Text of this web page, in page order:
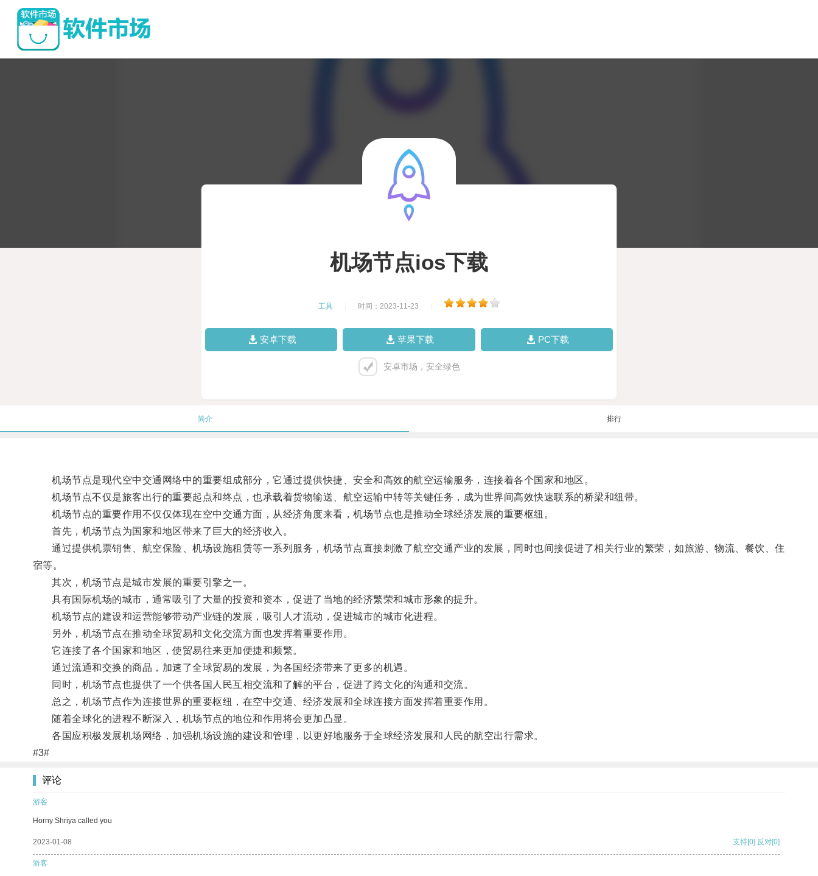
机场节点ios下载
工具 时间：2023-11-23
安卓下载 苹果下载 PC下载
安卓市场，安全绿色
简介 排行
机场节点是现代空中交通网络中的重要组成部分，它通过提供快捷、安全和高效的航空运输服务，连接着各个国家和地区。
机场节点不仅是旅客出行的重要起点和终点，也承载着货物输送、航空运输中转等关键任务，成为世界间高效快速联系的桥梁和纽带。
机场节点的重要作用不仅仅体现在空中交通方面，从经济角度来看，机场节点也是推动全球经济发展的重要枢纽。
首先，机场节点为国家和地区带来了巨大的经济收入。
通过提供机票销售、航空保险、机场设施租赁等一系列服务，机场节点直接刺激了航空交通产业的发展，同时也间接促进了相关行业的繁荣，如旅游、物流、餐饮、住
宿等。
其次，机场节点是城市发展的重要引擎之一。
具有国际机场的城市，通常吸引了大量的投资和资本，促进了当地的经济繁荣和城市形象的提升。
机场节点的建设和运营能够带动产业链的发展，吸引人才流动，促进城市的城市化进程。
另外，机场节点在推动全球贸易和文化交流方面也发挥着重要作用。
它连接了各个国家和地区，使贸易往来更加便捷和频繁。
通过流通和交换的商品，加速了全球贸易的发展，为各国经济带来了更多的机遇。
同时，机场节点也提供了一个供各国人民互相交流和了解的平台，促进了跨文化的沟通和交流。
总之，机场节点作为连接世界的重要枢纽，在空中交通、经济发展和全球连接方面发挥着重要作用。
随着全球化的进程不断深入，机场节点的地位和作用将会更加凸显。
各国应积极发展机场网络，加强机场设施的建设和管理，以更好地服务于全球经济发展和人民的航空出行需求。
#3#
评论
游客
Horny Shriya called you
2023-01-08 支持[0] 反对[0]
游客